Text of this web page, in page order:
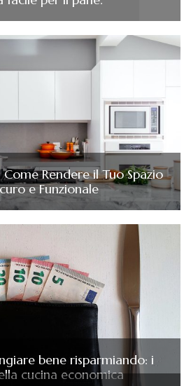
Come Rendere il Tuo Spazio
e Funzionale
bene risparmiando: i
cucina economica